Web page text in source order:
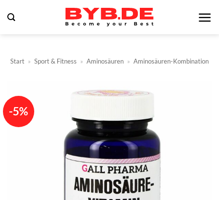
Inhalt
Start » Sport & Fitness » Aminosäuren » Aminosäuren-Kombination
-5%